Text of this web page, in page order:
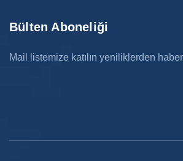
Bülten Aboneliği
Mail listemize katılın yeniliklerden